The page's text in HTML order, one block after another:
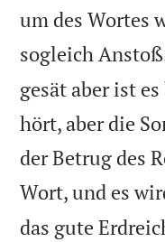
um des Wortes
sogleich
gesät aber ist
hört, aber die
der Betrug des
Wort, und es
das gute